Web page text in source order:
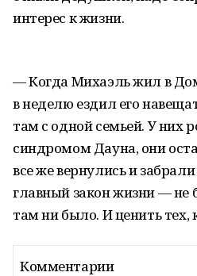
интерес к жизни.
— Когда Михаэль жил в
в неделю ездил его
там с одной семьей. У них
синдромом Дауна, они
все же вернулись и
главный закон жизни — не
там ни было. И ценить тех,
Комментарии